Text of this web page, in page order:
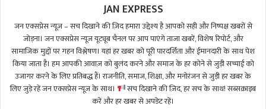
JAN EXPRESS
जन एक्सप्रेस न्यूज़ – सच दिखाने की ज़िद हमारा उद्देश्य है आपको सही और निष्पक्ष खबरों से
जोड़ना। जन एक्सप्रेस न्यूज़ यूट्यूब चैनल पर आप पाएंगे ताजा खबरें, विशेष रिपोर्ट, और
सामाजिक मुद्दों पर गहन विश्लेषण। यहां हर खबर को पूरी पारदर्शिता और ईमानदारी के साथ पेश
किया जाता है। हम आपकी आवाज़ को बुलंद करने और समाज के हर कोने से जुड़ी सच्चाई को
उजागर करने के लिए प्रतिबद्ध हैं। राजनीति, समाज, शिक्षा, और मनोरंजन से जुड़ी हर खबर के
लिए जुड़े रहें जन एक्सप्रेस न्यूज़ के साथ।
सच दिखाने की ज़िद, हर सच के साथ! सब्सक्राइब
करें और हर खबर से अपडेट रहें।